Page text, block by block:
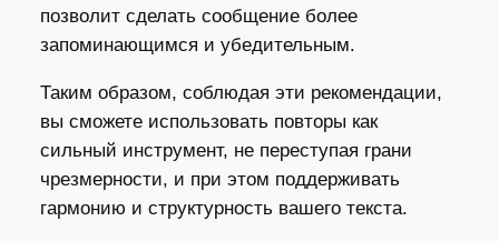
позволит сделать сообщение более
запоминающимся и убедительным.
Таким образом, соблюдая эти рекомендации,
вы сможете использовать повторы как
сильный инструмент, не переступая грани
чрезмерности, и при этом поддерживать
гармонию и структурность вашего текста.